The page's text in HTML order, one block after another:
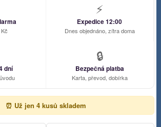
⚡
Expedice 12:00
Dnes objednáno, zítra doma
dní
🔒
Bezpečná platba
Karta, převod, dobírka
⏰ Už jen 4 kusů skladem